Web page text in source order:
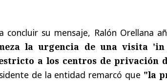
concluir su mensaje, Ralón Orellana
la urgencia de una visita 'in
a los centros de privación
de la entidad remarcó que "la